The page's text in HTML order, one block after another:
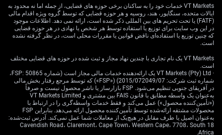
Straddle) روی شرکت‌های بزرگ آرژانتینی—بیش از پیش
جذاب به نظر می‌رسند.
این وضعیت با عوامل بیرونی اخیر که پررنگ‌تر شده‌اند بدتر
می‌شود. قیمت جهانی سویا—منبعی حیاتی برای درآمد مالیاتی
صادراتی آرژانتین—در سه‌ماهه گذشته بیش از ۱۰٪ افت کرده
است. این فشار خارجی، کندی داخلیِ نمایان‌شده در ارقام
وصول مالیات را تشدید می‌کند.
به‌صورت تاریخی، دوره‌های فشار مالی در آرژانتین به تغییرات
ناگهانی سیاست‌گذاری و بی‌نظمی در بازارها منجر شده است.
با افزایش دوباره هرچند اندک تورم ماهانه در ژوئن ۲۰۲۶ به
۵.۵٪ پس از یک روند نزولی باثبات، حاشیه خطا در حال کوچک
VT Markets خدمات خود را به ساکنان برخی حوزه های قضایی، از جمله اما نه محدود به
ایالات متحده، سنگاپور، هند، روسیه و هر حوزه قضایی که توسط گروه ویژه اقدام مالی
(FATF) یا تحت تحریم های بین المللی ذکر شده است، ارائه نمی دهد. اطلاعات موجود
در این وب سایت برای توزیع یا استفاده توسط هر شخص یا نهادی در هر حوزه قضایی
که چنین توزیع یا استفاده‌ای ناقض قوانین یا مقررات محلی است، در نظر گرفته نشده
است.
VT Markets یک نام تجاری با چندین نهاد مجاز و ثبت شده در حوزه های قضایی مختلف
است.
· VT Markets (Pty) Ltd یک ارائه‌دهنده خدمات مالی مجاز است (شماره FSP: 50865،
شماره ثبت شرکت: 2015/072049/07) («FSP») که توسط مرجع رفتار بخش مالی
در آفریقای جنوبی تنظیم می‌شود. FSP بازارساز یا ناشر محصول نیست و صرفاً
به‌عنوان یک واسطه مطابق با قانون FAIS بین مشتری و VT Markets Limited
(«تأمین‌کننده محصول») عمل می‌کند و فقط خدمات واسطه‌گری را در ارتباط با
محصولات مشتقه ارائه‌شده توسط تأمین‌کننده محصول ارائه می‌دهد. بنابراین FSP
به‌عنوان اصیل یا طرف مقابل در هیچ‌یک از معاملات شما عمل نمی‌کند. آدرس ثبت‌شده:
18 Cavendish Road، Claremont، Cape Town، Western Cape، 7708، South
Africa.